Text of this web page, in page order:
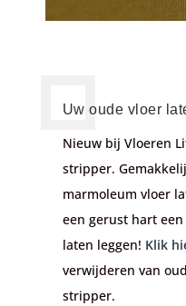
Uw oude vloer
Nieuw bij Vloeren
stripper.
marmoleum vloer
een gerust hart
laten leggen! Klik
verwijderen van
stripper.